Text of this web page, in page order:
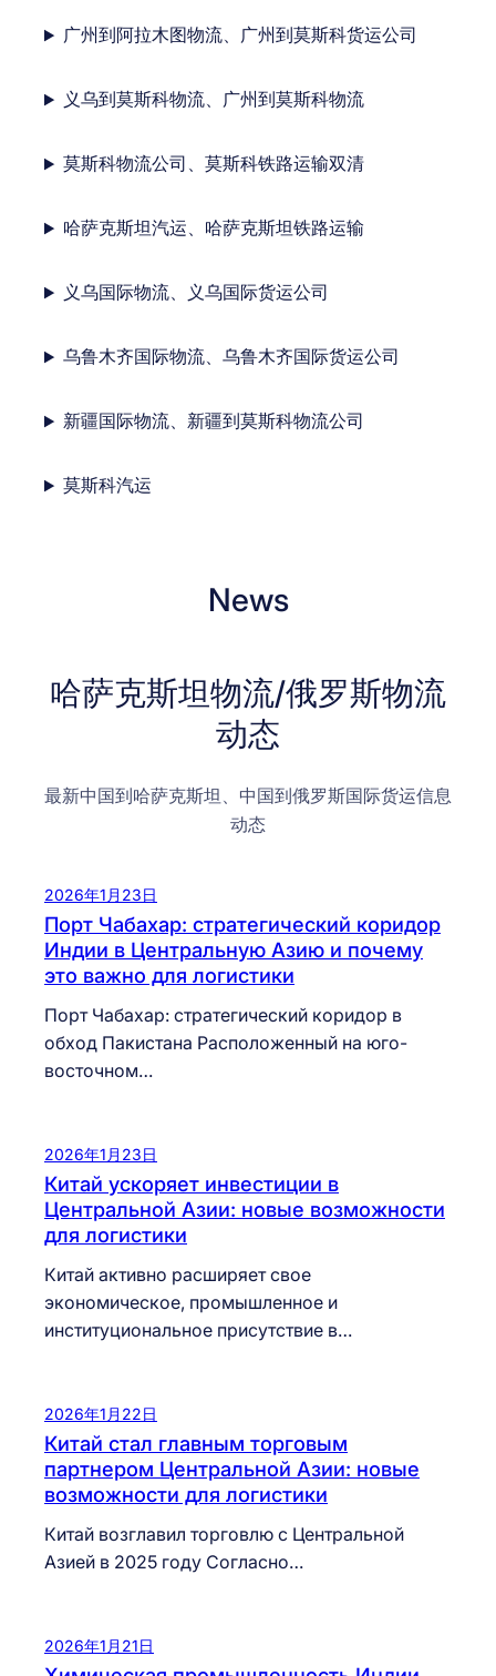
广州到阿拉木图物流、广州到莫斯科货运公司
义乌到莫斯科物流、广州到莫斯科物流
莫斯科物流公司、莫斯科铁路运输双清
哈萨克斯坦汽运、哈萨克斯坦铁路运输
义乌国际物流、义乌国际货运公司
乌鲁木齐国际物流、乌鲁木齐国际货运公司
新疆国际物流、新疆到莫斯科物流公司
莫斯科汽运
News
哈萨克斯坦物流/俄罗斯物流
动态
最新中国到哈萨克斯坦、中国到俄罗斯国际货运信息
动态
2026年1月23日
Порт Чабахар: стратегический коридор
Индии в Центральную Азию и почему
это важно для логистики
Порт Чабахар: стратегический коридор в
обход Пакистана Расположенный на юго-
восточном…
2026年1月23日
Китай ускоряет инвестиции в
Центральной Азии: новые возможности
для логистики
Китай активно расширяет свое
экономическое, промышленное и
институциональное присутствие в…
2026年1月22日
Китай стал главным торговым
партнером Центральной Азии: новые
возможности для логистики
Китай возглавил торговлю с Центральной
Азией в 2025 году Согласно…
2026年1月21日